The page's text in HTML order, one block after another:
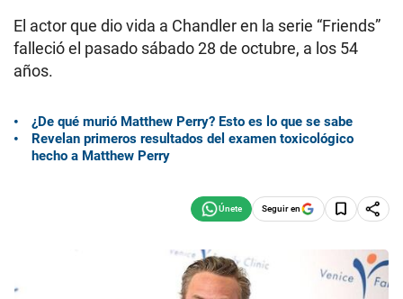
El actor que dio vida a Chandler en la serie “Friends”
falleció el pasado sábado 28 de octubre, a los 54
años.
¿De qué murió Matthew Perry? Esto es lo que se sabe
Revelan primeros resultados del examen toxicológico
hecho a Matthew Perry
Seguir en